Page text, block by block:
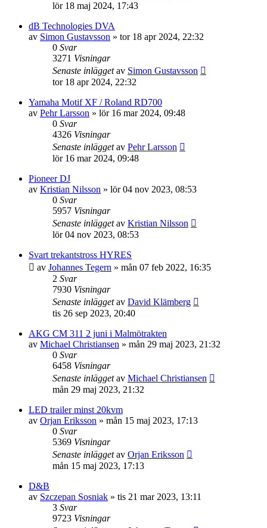
lör 18 maj 2024, 17:43
dB Technologies DVA
av Simon Gustavsson » tor 18 apr 2024, 22:32
0 Svar
3271 Visningar
Senaste inläggetav Simon Gustavsson
tor 18 apr 2024, 22:32
Yamaha Motif XF / Roland RD700
av Pehr Larsson » lör 16 mar 2024, 09:48
0 Svar
4326 Visningar
Senaste inläggetav Pehr Larsson
lör 16 mar 2024, 09:48
Pioneer DJ
av Kristian Nilsson » lör 04 nov 2023, 08:53
0 Svar
5957 Visningar
Senaste inläggetav Kristian Nilsson
lör 04 nov 2023, 08:53
Svart trekantstross HYRES
av Johannes Tegern » mån 07 feb 2022, 16:35
2 Svar
7930 Visningar
Senaste inläggetav David Klämberg
tis 26 sep 2023, 20:40
AKG CM 311 2 juni i Malmötrakten
av Michael Christiansen » mån 29 maj 2023, 21:32
0 Svar
6458 Visningar
Senaste inläggetav Michael Christiansen
mån 29 maj 2023, 21:32
LED trailer minst 20kvm
av Orjan Eriksson » mån 15 maj 2023, 17:13
0 Svar
5369 Visningar
Senaste inläggetav Orjan Eriksson
mån 15 maj 2023, 17:13
D&B
av Szczepan Sosniak » tis 21 mar 2023, 13:11
3 Svar
9723 Visningar